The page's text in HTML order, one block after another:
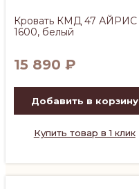
Кровать КМД 47 АЙРИС
1600, белый
15 890 ₽
Добавить в корзину
Купить товар в 1 клик